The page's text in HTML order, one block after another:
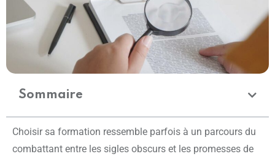
Sommaire
Choisir sa formation ressemble parfois à un parcours du
combattant entre les sigles obscurs et les promesses de